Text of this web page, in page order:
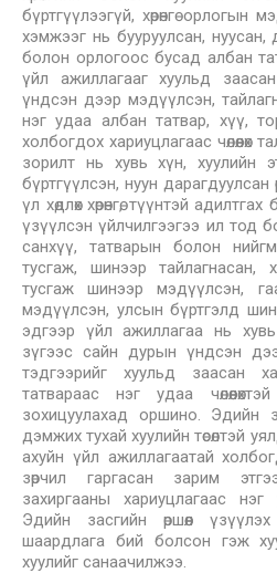
бүртгүүлээгүй, хөрөнгө орлогын
хэмжээг нь бууруулсан, нуусан,
болон орлогоос бусад албан
үйл ажиллагааг хуульд
үндсэн дээр мэдүүлсэн,
нэг удаа албан татвар, хүү,
холбогдох хариуцлагаас чөлөөлөх
зорилт нь хувь хүн, хуулийн
бүртгүүлсэн, нуун дарагдуулсан
үл хөдлөх хөрөнгө, түүнтэй
үзүүлсэн үйлчилгээгээ ил тод
санхүү, татварын болон
тусгаж, шинээр тайлагнасан,
тусгаж шинээр мэдүүлсэн,
мэдүүлсэн, улсын бүртгэлд
эдгээр үйл ажиллагаа нь
зүгээс сайн дурын үндсэн
тэдгээрийг хуульд заасан
татвараас нэг удаа
зохицуулахад оршино. Эдийн
дэмжих тухай хуулийн төсөлтэй
ахуйн үйл ажиллагаатай
зөрчил гаргасан зарим
захиргааны хариуцлагаас нэг
Эдийн засгийн өршөөл
шаардлага бий болсон гэж
хуулийг санаачилжээ.